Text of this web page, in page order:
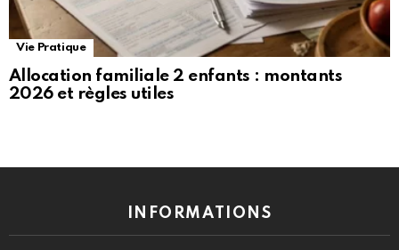
Vie Pratique
Allocation familiale 2 enfants : montants
2026 et règles utiles
INFORMATIONS